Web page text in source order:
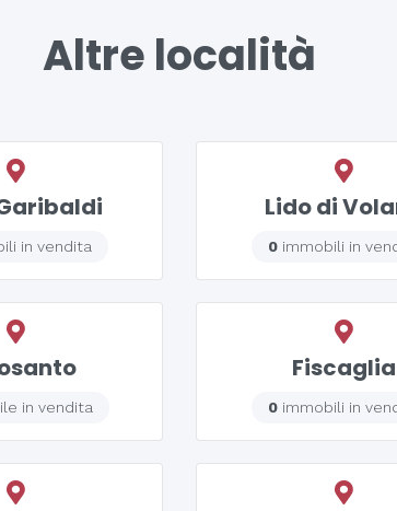
Altre località
in vendita
Lido di
0immobili in
in vendita
Fiscaglia
0immobili in